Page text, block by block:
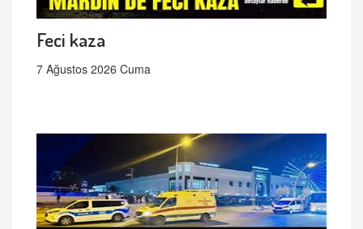
Feci kaza
7 Ağustos 2026 Cuma